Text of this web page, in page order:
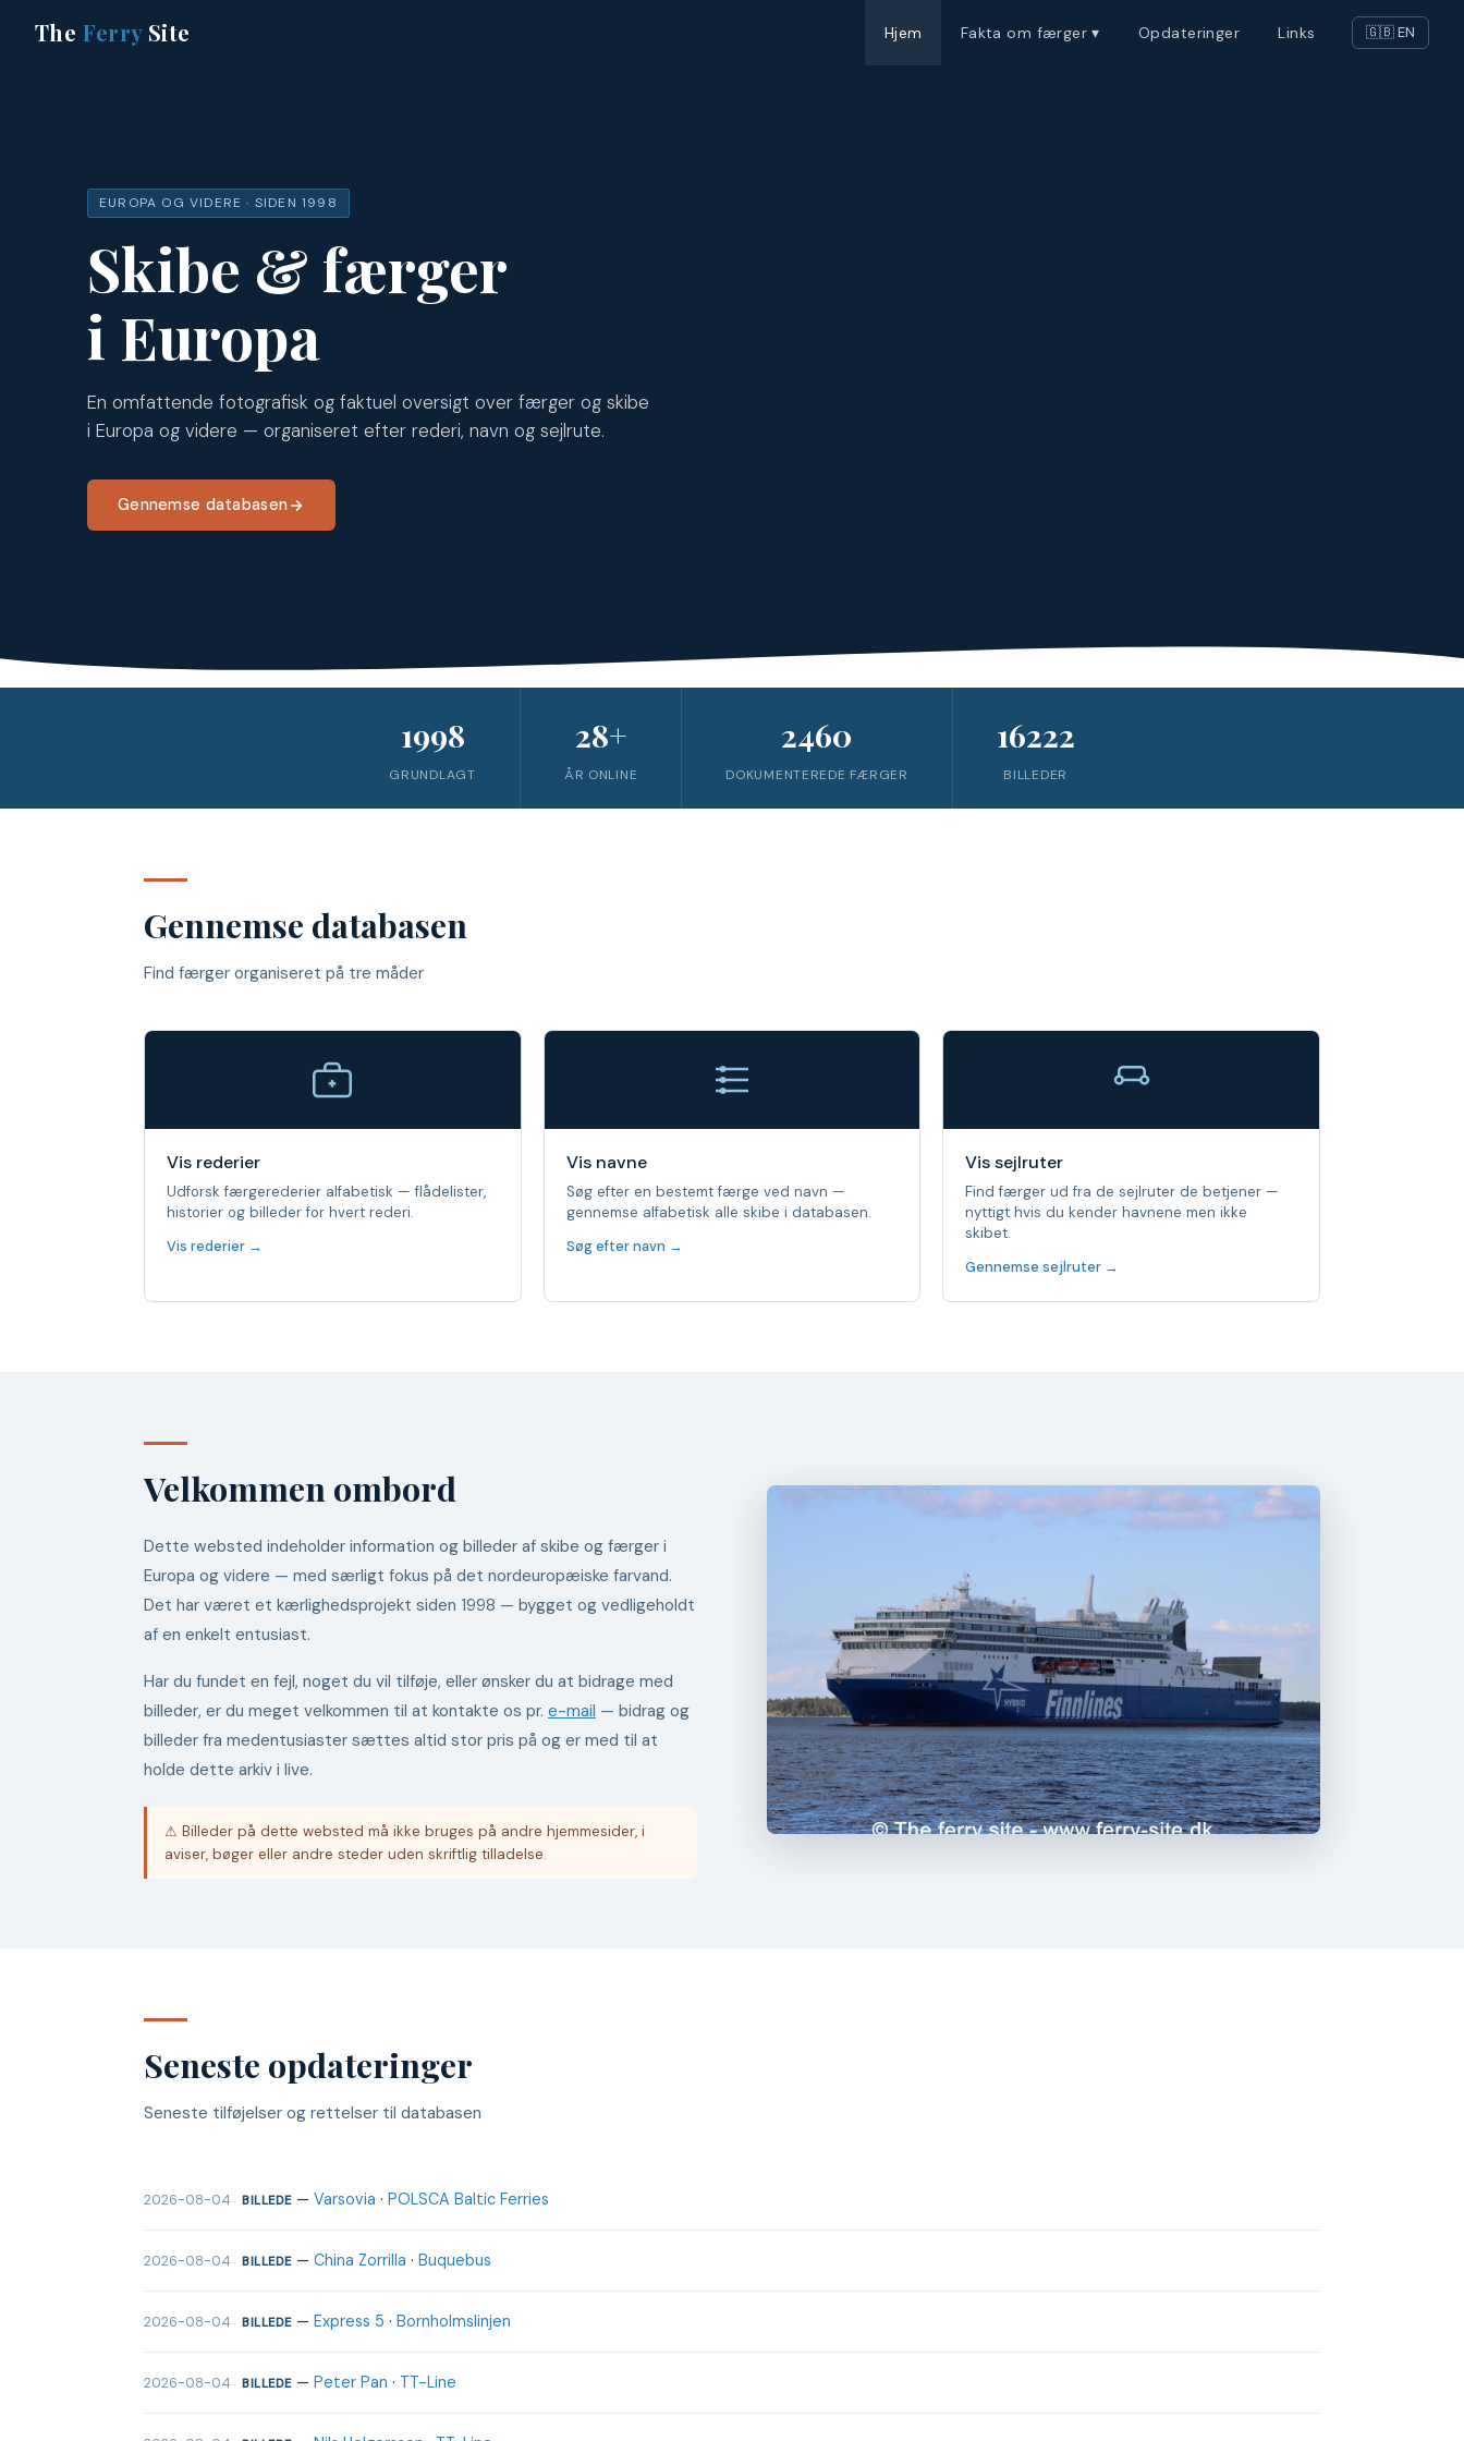
The FerrySite Hjem Fakta om færger ▾ Opdateringer Links 🇬🇧 EN
EUROPA OG VIDERE · SIDEN 1998
Skibe & færger
i Europa
En omfattende fotografisk og faktuel oversigt over færger og skibe
i Europa og videre — organiseret efter rederi, navn og sejlrute.
Gennemse databasen
1998
GRUNDLAGT
28+
ÅR ONLINE
2460
DOKUMENTEREDE FÆRGER
16222
BILLEDER
Gennemse databasen
Find færger organiseret på tre måder
Vis rederier
Udforsk færgerederier alfabetisk — flådelister,
historier og billeder for hvert rederi.
Vis rederier →
Vis navne
Søg efter en bestemt færge ved navn —
gennemse alfabetisk alle skibe i databasen.
Søg efter navn →
Vis sejlruter
Find færger ud fra de sejlruter de betjener —
nyttigt hvis du kender havnene men ikke
skibet.
Gennemse sejlruter →
Velkommen ombord
Dette websted indeholder information og billeder af skibe og færger i
Europa og videre — med særligt fokus på det nordeuropæiske farvand.
Det har været et kærlighedsprojekt siden 1998 — bygget og vedligeholdt
af en enkelt entusiast.
Har du fundet en fejl, noget du vil tilføje, eller ønsker du at bidrage med
billeder, er du meget velkommen til at kontakte os pr. e-mail — bidrag og
billeder fra medentusiaster sættes altid stor pris på og er med til at
holde dette arkiv i live.
⚠ Billeder på dette websted må ikke bruges på andre hjemmesider, i
aviser, bøger eller andre steder uden skriftlig tilladelse.
Seneste opdateringer
Seneste tilføjelser og rettelser til databasen
2026-08-04 BILLEDE— Varsovia · POLSCA Baltic Ferries
2026-08-04 BILLEDE— China Zorrilla · Buquebus
2026-08-04 BILLEDE— Express 5 · Bornholmslinjen
2026-08-04 BILLEDE— Peter Pan · TT-Line